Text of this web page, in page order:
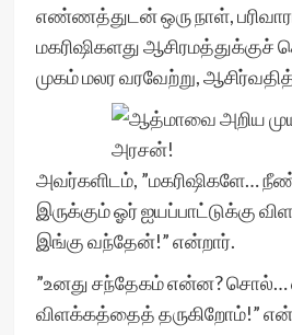
எண்ணத்துடன் ஒரு நாள்,
மகரிஷிகளது
முகம் மலர வரவேற்று,
அவர்களிடம், ”மகரிஷிகளே…
இருக்கும் ஓர் ஐயப்பாட்டுக்கு
இங்கு வந்தேன்!” என்றார்.
”உனது சந்தேகம் என்ன?
விளக்கத்தைத் தருகிறோம்!”